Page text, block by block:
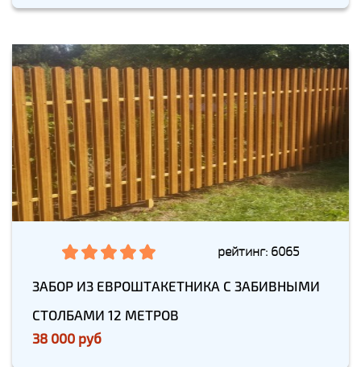
рейтинг: 6065
ЗАБОР ИЗ ЕВРОШТАКЕТНИКА С ЗАБИВНЫМИ
СТОЛБАМИ 12 МЕТРОВ
38 000 руб